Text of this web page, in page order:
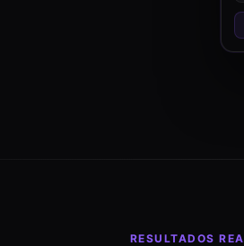
RESULTADOS